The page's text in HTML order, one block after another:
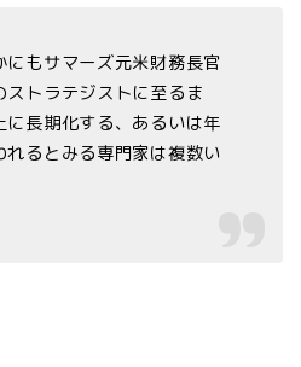
もサマーズ元米財務長官
トラテジストに至るま
長期化する、あるいは年
るとみる専門家は複数い